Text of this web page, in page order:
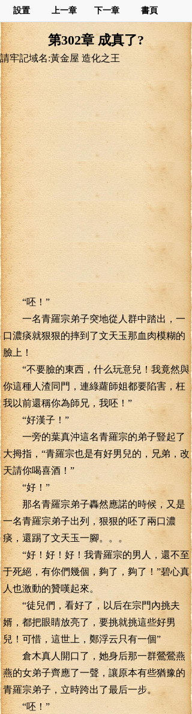
設置 上一章 下一章 書頁
第302章 成真了?
請牢記域名:黃金屋 造化之王
“呸！”
一名青羅宗弟子突地從人群中踏出，一
口濃痰就狠狠的摔到了文天玉那血肉模糊的
臉上！
“不要臉的東西，什么玩意兒！我竟然與
你這種人渣同門，連綠蘿師姐都要陷害，枉
我以前還稱你為師兄，我呸！”
“好漢子！”
一旁的葉真沖這名青羅宗的弟子豎起了
大拇指，“青羅宗也是有好男兒的，兄弟，改
天請你喝喜酒！”
“好！”
那名青羅宗弟子轟然應諾的時候，又是
一名青羅宗弟子出列，狠狠的呸了兩口濃
痰，還踢了文天玉一腳。。。
“好！好！好！我青羅宗的男人，還不至
于死絕，有你們幾個，夠了，夠了！”碧心真
人也激動的贊嘆起來。
“徒兒們，看好了，以后在宗門內挑夫
婿，都把眼睛放亮了，要挑就挑這些好男
兒！可惜，這世上，鄭浮云只有一個”
倉木真人開口了，她身后那一群鶯鶯燕
燕的女弟子齊應了一聲，讓原本有些猶豫的
青羅宗弟子，立時跨出了最后一步。
“呸！”